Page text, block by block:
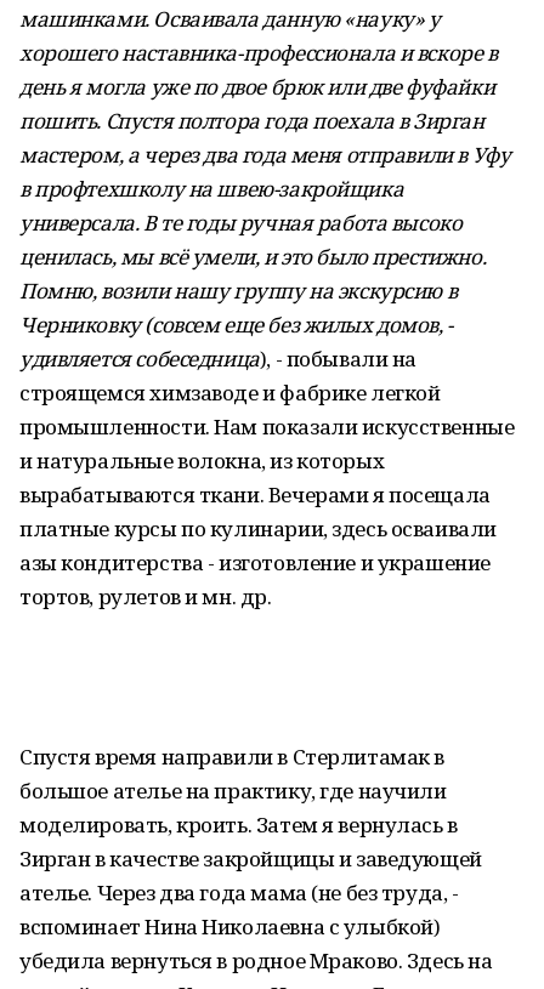
машинками. Осваивала данную «науку» у
хорошего наставника-профессионала и вскоре в
день я могла уже по двое брюк или две фуфайки
пошить. Спустя полтора года поехала в Зирган
мастером, а через два года меня отправили в Уфу
в профтехшколу на швею-закройщика
универсала. В те годы ручная работа высоко
ценилась, мы всё умели, и это было престижно.
Помню, возили нашу группу на экскурсию в
Черниковку (совсем еще без жилых домов, -
удивляется собеседница), - побывали на
строящемся химзаводе и фабрике легкой
промышленности. Нам показали искусственные
и натуральные волокна, из которых
вырабатываются ткани. Вечерами я посещала
платные курсы по кулинарии, здесь осваивали
азы кондитерства - изготовление и украшение
тортов, рулетов и мн. др.
Спустя время направили в Стерлитамак в
большое ателье на практику, где научили
моделировать, кроить. Затем я вернулась в
Зирган в качестве закройщицы и заведующей
ателье. Через два года мама (не без труда, -
вспоминает Нина Николаевна с улыбкой)
убедила вернуться в родное Мраково. Здесь на